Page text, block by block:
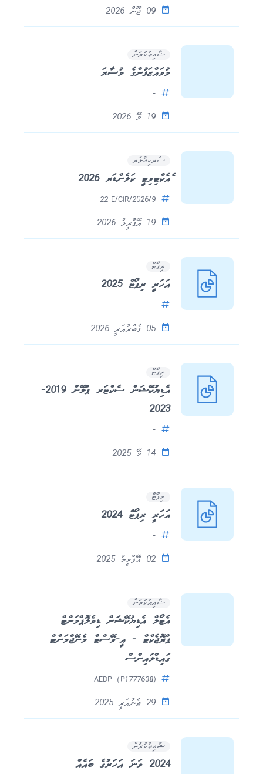
09 ޖޫން 2026
ޝާއިޢުކުރުން
މުވައްޒަފުންގެ މުސާރަ
-
19 މޭ 2026
ސަރކިއުލަރ
ެއެކްޓިވިޓީ ކަލެންޑަރ 2026
22-E/CIR/2026/9
19 އޭޕްރީލު 2026
ރިޕޯޓް
އަހަރީ ރިޕޯޓް 2025
-
05 ފެބްރުއަރީ 2026
ރިޕޯޓް
އެޑިޔުކޭޝަން ސެކްޓަރ ޕްލޭން 2019-
2023
-
14 މޭ 2025
ރިޕޯޓް
އަހަރީ ރިޕޯޓް 2024
-
02 އޭޕްރީލު 2025
ޝާއިޢުކުރުން
އެޓޯލް އެޑިޔުކޭޝަން ޑިވެލޮޕްމަންޓް
ޕްރޮޖެކްޓް - އީ-ވޭސްޓް މެނޭޖްމަންޓް
ގައިޑްލައިންސް
AEDP (P1777638)
29 ޖެނުއަރީ 2025
ޝާއިޢުކުރުން
2024 ވަނަ އަހަރުގެ ބައެއް